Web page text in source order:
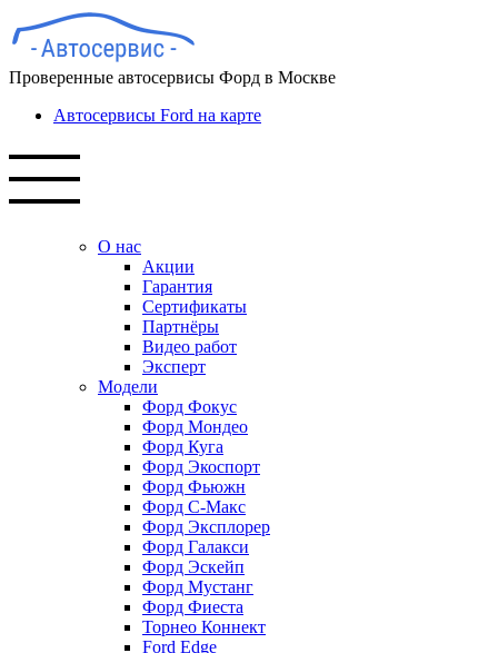
Проверенные автосервисы Форд в Москве
Автосервисы Ford на карте
О нас
Акции
Гарантия
Сертификаты
Партнёры
Видео работ
Эксперт
Модели
Форд Фокус
Форд Мондео
Форд Куга
Форд Экоспорт
Форд Фьюжн
Форд С-Макс
Форд Эксплорер
Форд Галакси
Форд Эскейп
Форд Мустанг
Форд Фиеста
Торнео Коннект
Ford Edge